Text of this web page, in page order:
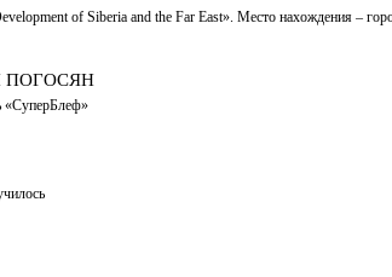
of Siberia and the Far East». Место нахождения –
ПОГОСЯН
«СуперБлеф»